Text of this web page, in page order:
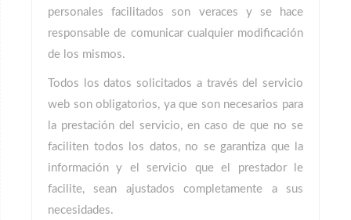
personales facilitados son veraces y se hace
responsable de comunicar cualquier modificación
de los mismos.
Todos los datos solicitados a través del servicio
web son obligatorios, ya que son necesarios para
la prestación del servicio, en caso de que no se
faciliten todos los datos, no se garantiza que la
información y el servicio que el prestador le
facilite, sean ajustados completamente a sus
necesidades.